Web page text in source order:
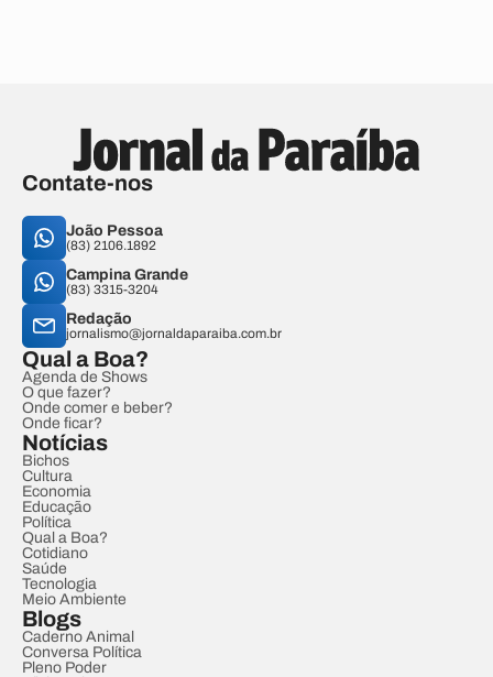
Contate-nos
João Pessoa
(83) 2106.1892
Campina Grande
(83) 3315-3204
Redação
jornalismo@jornaldaparaiba.com.br
Qual a Boa?
Agenda de Shows
O que fazer?
Onde comer e beber?
Onde ficar?
Notícias
Bichos
Cultura
Economia
Educação
Política
Qual a Boa?
Cotidiano
Saúde
Tecnologia
Meio Ambiente
Blogs
Caderno Animal
Conversa Política
Pleno Poder